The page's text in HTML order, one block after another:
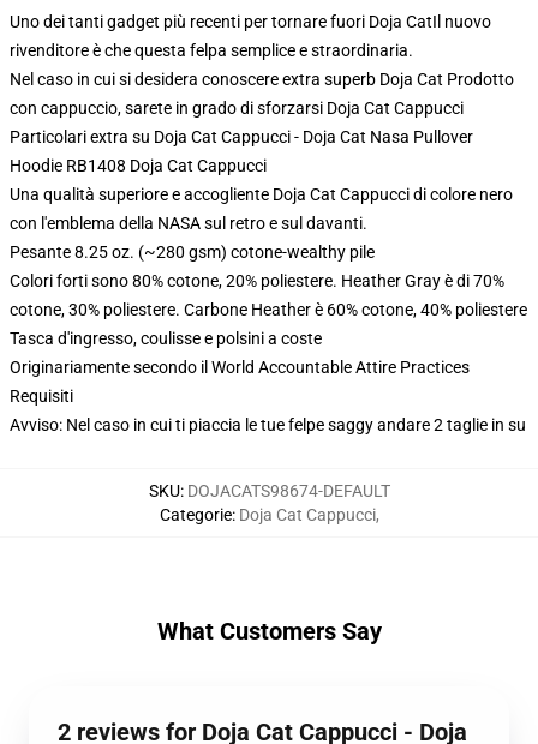
Uno dei tanti gadget più recenti per tornare fuori Doja CatIl nuovo
rivenditore è che questa felpa semplice e straordinaria.
Nel caso in cui si desidera conoscere extra superb Doja Cat Prodotto
con cappuccio, sarete in grado di sforzarsi Doja Cat Cappucci
Particolari extra su Doja Cat Cappucci - Doja Cat Nasa Pullover
Hoodie RB1408 Doja Cat Cappucci
Una qualità superiore e accogliente Doja Cat Cappucci di colore nero
con l'emblema della NASA sul retro e sul davanti.
Pesante 8.25 oz. (~280 gsm) cotone-wealthy pile
Colori forti sono 80% cotone, 20% poliestere. Heather Gray è di 70%
cotone, 30% poliestere. Carbone Heather è 60% cotone, 40% poliestere
Tasca d'ingresso, coulisse e polsini a coste
Originariamente secondo il World Accountable Attire Practices
Requisiti
Avviso: Nel caso in cui ti piaccia le tue felpe saggy andare 2 taglie in su
SKU: DOJACATS98674-DEFAULT
Categorie: Doja Cat Cappucci,
What Customers Say
2 reviews for Doja Cat Cappucci - Doja